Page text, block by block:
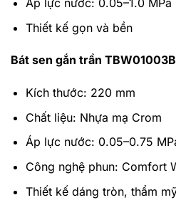
Thiết kế gọn và bền
Bát sen gắn trần
Kích thước: 220 mm
Chất liệu: Nhựa mạ Crom
Áp lực nước: 0.05–0.75
Công nghệ phun: Comfort
Thiết kế dáng tròn, thẩm